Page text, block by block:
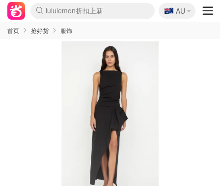
lululemon折扣上新
Sasa美妆护肤3.5折
SSENSE年中2.5折
FreshBeauty好价汇总
Cettire降价+叠9折
WWS Coles超市实拍
viagogo二手票捡漏
Myer超级周末
The Outnet奢牌1折起
David Jones 3折起
Flannels大牌1折
Perfumes Club护肤1折
AMIRO面罩$251
Amazon折扣汇总
eToro入金$200送$50
Amazon数码好物
ICONIC本周7.5折
ThedoubleF高奢地板价
Moose Knuckles 6折
丝芙兰5折起
EUFY摄像头$98
Selenichast首饰2折
Trip机票酒店促销
YSL送5件彩妆礼
Amazon家居好物
Amazon美妆护肤
雅漾大喷$8
过敏原检测盒$33
伊索独家赠50ml沐浴露
科颜氏高保湿面霜$29
SEALIFE海洋馆门票6折
丝塔芙大白罐$16
订阅Newsletter送香薰
Cult Beauty 6.8折
Harrods圣诞日历$525
LN-CC奢牌私促3折
d'Alba空姐喷雾$16
EVE LOM套装£56
Bernardelli独家4折
Adore Beauty 6折起
CT圣诞日历
Mytheresa奢品2.7折
Luxury Escapes 9折
Currentbody美容仪$881
MOON Garden Live
Roborock扫地机$649
Tingo Life水杯$24
Valentino官网5折
CR洗护套装$23
修丽可4件套$159
Myer彩妆2件7折
GANNI官网4.5折
Stylevana韩妆4折
Tessabit高奢8.5折
OGX洗发水$11
Amazon阿德莱德次日达
卡诗8.5折+赠礼
Philips Hue灯具8折
🇦🇺
AU
首页 抢好货 服饰